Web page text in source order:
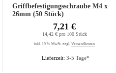
Griffbefestigungsschraube M4 x
26mm (50 Stück)
Lieferzeit:3-5 Tage*
7,21 €
14,42 € pro 100 Stück
inkl. 19 % MwSt. zzgl.Versandkosten